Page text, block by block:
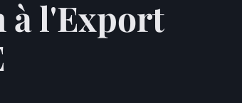
à l'Export